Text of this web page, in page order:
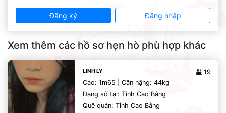
Đăng ký Đăng nhập
Xem thêm các hồ sơ hẹn hò phù hợp khác
19
LINH LY
Cao: 1m65 | Cân nặng: 44kg
Đang số tại: Tỉnh Cao Bằng
Quê quán: Tỉnh Cao Bằng